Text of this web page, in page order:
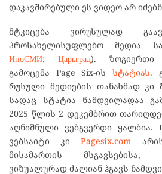
დაკავშირებული ეს ვიდეო არ
მტკიცება ვირუსულად
პროსახელისუფლებო მედია
ИноСМИ; Царьград). ზოგიერთი
გამოცემა Page Six-ის სტატიას.
რუსული მედიების თანახმად კი
სადაც სტატია ნამდვილადაა
2025 წლის 2 დეკემბრით
აღნიშნული ვებგვერდი ყალბია.
ვებსაიტი კიPagesix.com
მისამართის მსგავსებისა,
ვიზუალურად ძალიან ჰგავს